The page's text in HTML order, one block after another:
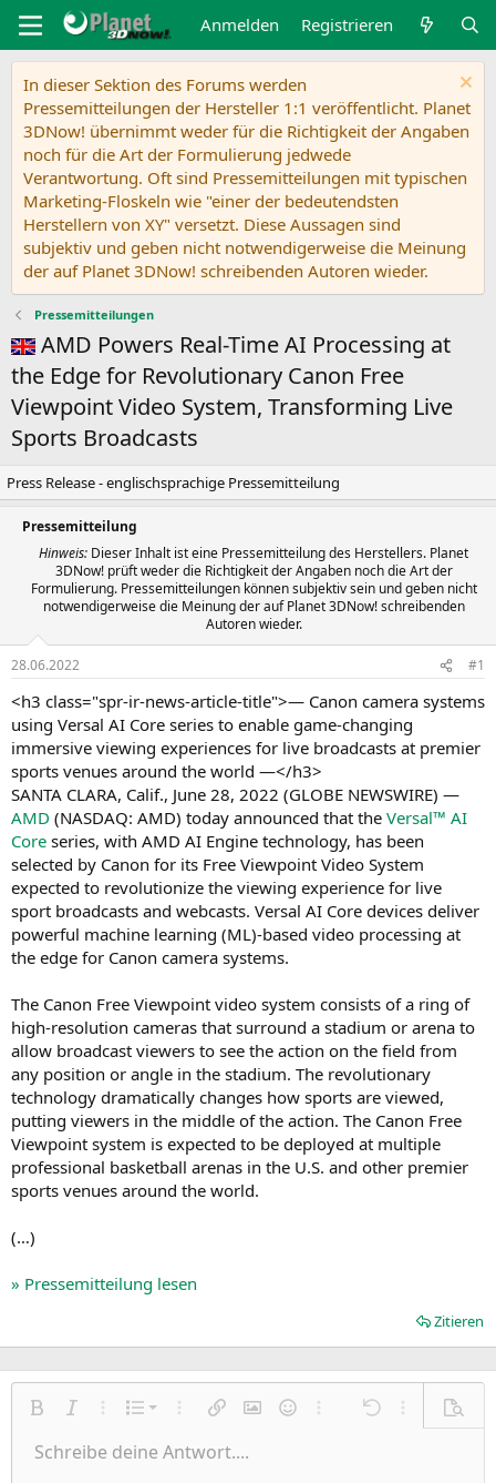
Anmelden Registrieren
In dieser Sektion des Forums werden
Pressemitteilungen der Hersteller 1:1 veröffentlicht. Planet
3DNow! übernimmt weder für die Richtigkeit der Angaben
noch für die Art der Formulierung jedwede
Verantwortung. Oft sind Pressemitteilungen mit typischen
Marketing-Floskeln wie "einer der bedeutendsten
Herstellern von XY" versetzt. Diese Aussagen sind
subjektiv und geben nicht notwendigerweise die Meinung
der auf Planet 3DNow! schreibenden Autoren wieder.
Pressemitteilungen
AMD Powers Real-Time AI Processing at
the Edge for Revolutionary Canon Free
Viewpoint Video System, Transforming Live
Sports Broadcasts
Press Release - englischsprachige Pressemitteilung
Pressemitteilung
Hinweis: Dieser Inhalt ist eine Pressemitteilung des Herstellers. Planet
3DNow! prüft weder die Richtigkeit der Angaben noch die Art der
Formulierung. Pressemitteilungen können subjektiv sein und geben nicht
notwendigerweise die Meinung der auf Planet 3DNow! schreibenden
Autoren wieder.
28.06.2022 #1
<h3 class="spr-ir-news-article-title">— Canon camera systems
using Versal AI Core series to enable game-changing
immersive viewing experiences for live broadcasts at premier
sports venues around the world —</h3>
SANTA CLARA, Calif., June 28, 2022 (GLOBE NEWSWIRE) —
AMD (NASDAQ: AMD) today announced that the Versal™ AI
Core series, with AMD AI Engine technology, has been
selected by Canon for its Free Viewpoint Video System
expected to revolutionize the viewing experience for live
sport broadcasts and webcasts. Versal AI Core devices deliver
powerful machine learning (ML)-based video processing at
the edge for Canon camera systems.​
The Canon Free Viewpoint video system consists of a ring of
high-resolution cameras that surround a stadium or arena to
allow broadcast viewers to see the action on the field from
any position or angle in the stadium. The revolutionary
technology dramatically changes how sports are viewed,
putting viewers in the middle of the action. The Canon Free
Viewpoint system is expected to be deployed at multiple
professional basketball arenas in the U.S. and other premier
sports venues around the world.
(…)
» Pressemitteilung lesen
Zitieren
Fett KursivWeitere Einstellungen…
Liste
Nummerierte Liste
Ungeordnete Liste
Weitere Einstellungen…
Link einfügen
Bild einfügen
SmileysWeitere Einstellungen…
Rückgängig
Weitere
Schriftgröße
9
TextfarbeSchriftfamilie
Arial
Durchgestrichen
Unterstrichen
Inline-Code
AusrichtungLinksbündig
Paragraph format
Normal
ZitatMedienTabelle einfügen
Insert horizontal line
SpoilerCode
Wiederholen
BBCode umschalten
Formatierung entfernen
EntwürfeEntwurf speichern
Schreibe deine Antwort....